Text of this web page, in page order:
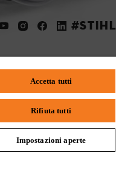
#STIHL
FAQ
Accetta tutti
Rifiuta tutti
Impostazioni aperte